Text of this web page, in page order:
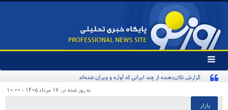
تغییر
وضعیت
منوی
ها
گزارش تکان‌دهنده از چند ایرانی که آواره و ویران شده‌اند
به روز شده در: ۱۷ مرداد ۱۴۰۵ - ۱۰:۰۰
بازار